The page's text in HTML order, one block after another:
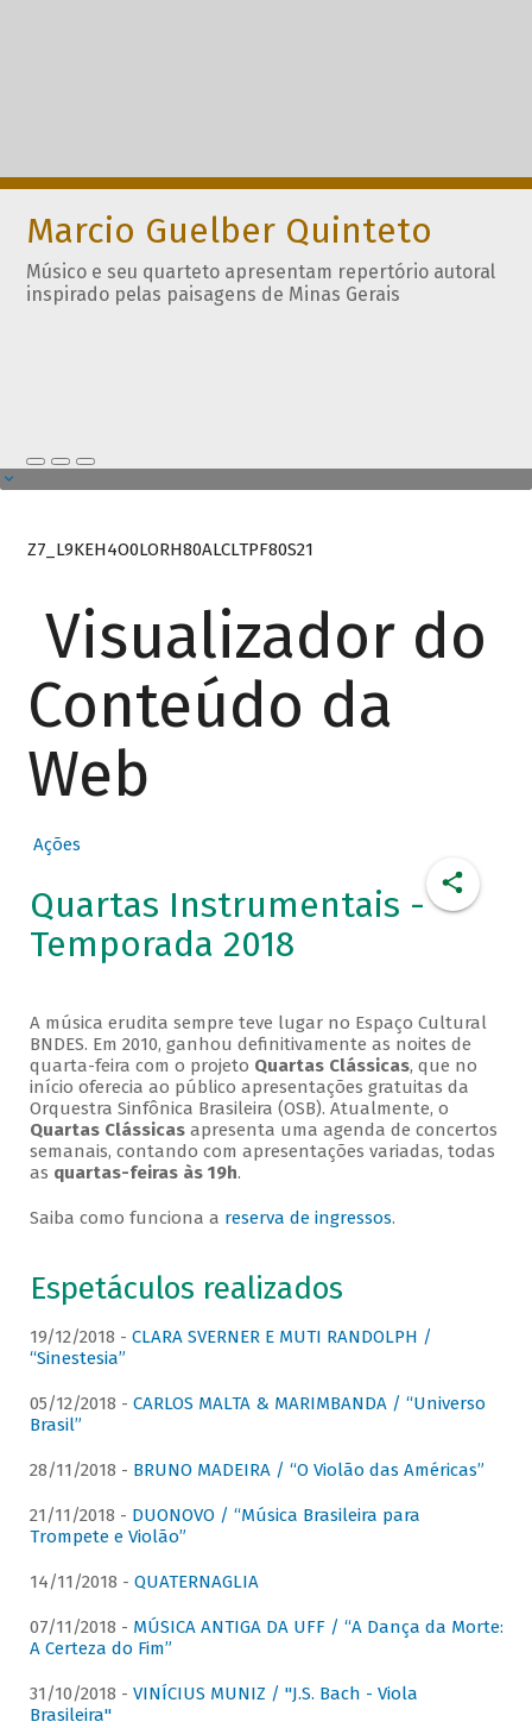
Marcio Guelber Quinteto
Músico e seu quarteto apresentam repertório autoral
inspirado pelas paisagens de Minas Gerais
Z7_L9KEH4O0LORH80ALCLTPF80S21
Visualizador do
Conteúdo da
Web
Ações
Quartas Instrumentais -
Temporada 2018
A música erudita sempre teve lugar no Espaço Cultural
BNDES. Em 2010, ganhou definitivamente as noites de
quarta-feira com o projeto Quartas Clássicas, que no
início oferecia ao público apresentações gratuitas da
Orquestra Sinfônica Brasileira (OSB). Atualmente, o
Quartas Clássicasapresenta uma agenda de concertos
semanais, contando com apresentações variadas, todas
as quartas-feiras às 19h.
Saiba como funciona a reserva de ingressos.
Espetáculos realizados
19/12/2018 - CLARA SVERNER E MUTI RANDOLPH /
“Sinestesia”
05/12/2018 - CARLOS MALTA & MARIMBANDA / “Universo
Brasil”
28/11/2018 - BRUNO MADEIRA / “O Violão das Américas”
21/11/2018 - DUONOVO / “Música Brasileira para
Trompete e Violão”
14/11/2018 - QUATERNAGLIA
07/11/2018 - MÚSICA ANTIGA DA UFF / “A Dança da Morte:
A Certeza do Fim”
31/10/2018 - VINÍCIUS MUNIZ / "J.S. Bach - Viola
Brasileira"